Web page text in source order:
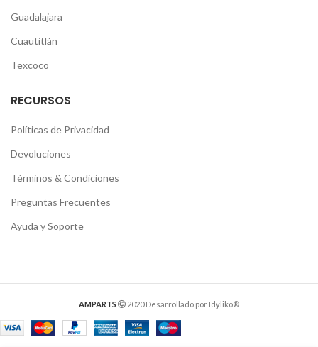
Guadalajara
Cuautitlán
Texcoco
RECURSOS
Políticas de Privacidad
Devoluciones
Términos & Condiciones
Preguntas Frecuentes
Ayuda y Soporte
AMPARTS 2020 Desarrollado por Idyliko®